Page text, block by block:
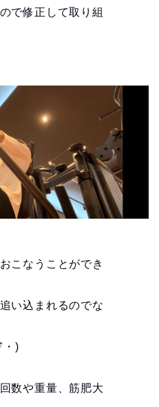
で修正して取り組
こなうことができ
い込まれるのでな
・)
数や重量、筋肥大